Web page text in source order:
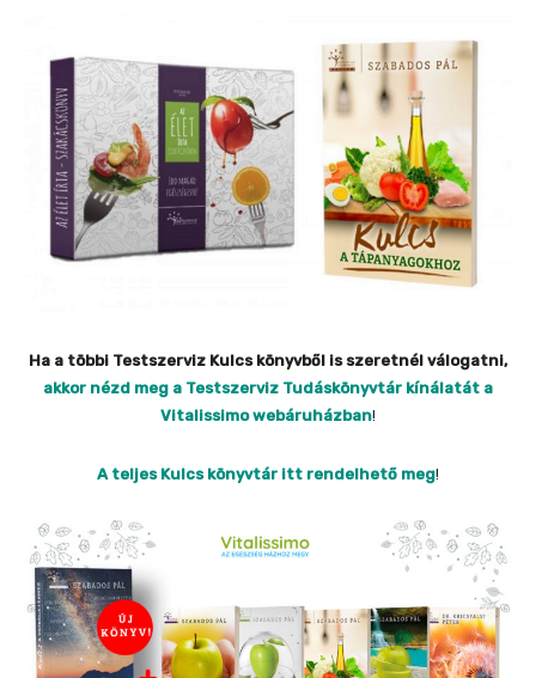
Ha a többi Testszerviz Kulcs könyvből is szeretnél válogatni,
akkor nézd meg a Testszerviz Tudáskönyvtár kínálatát a
Vitalissimo webáruházban!
A teljes Kulcs könyvtár itt rendelhető meg!